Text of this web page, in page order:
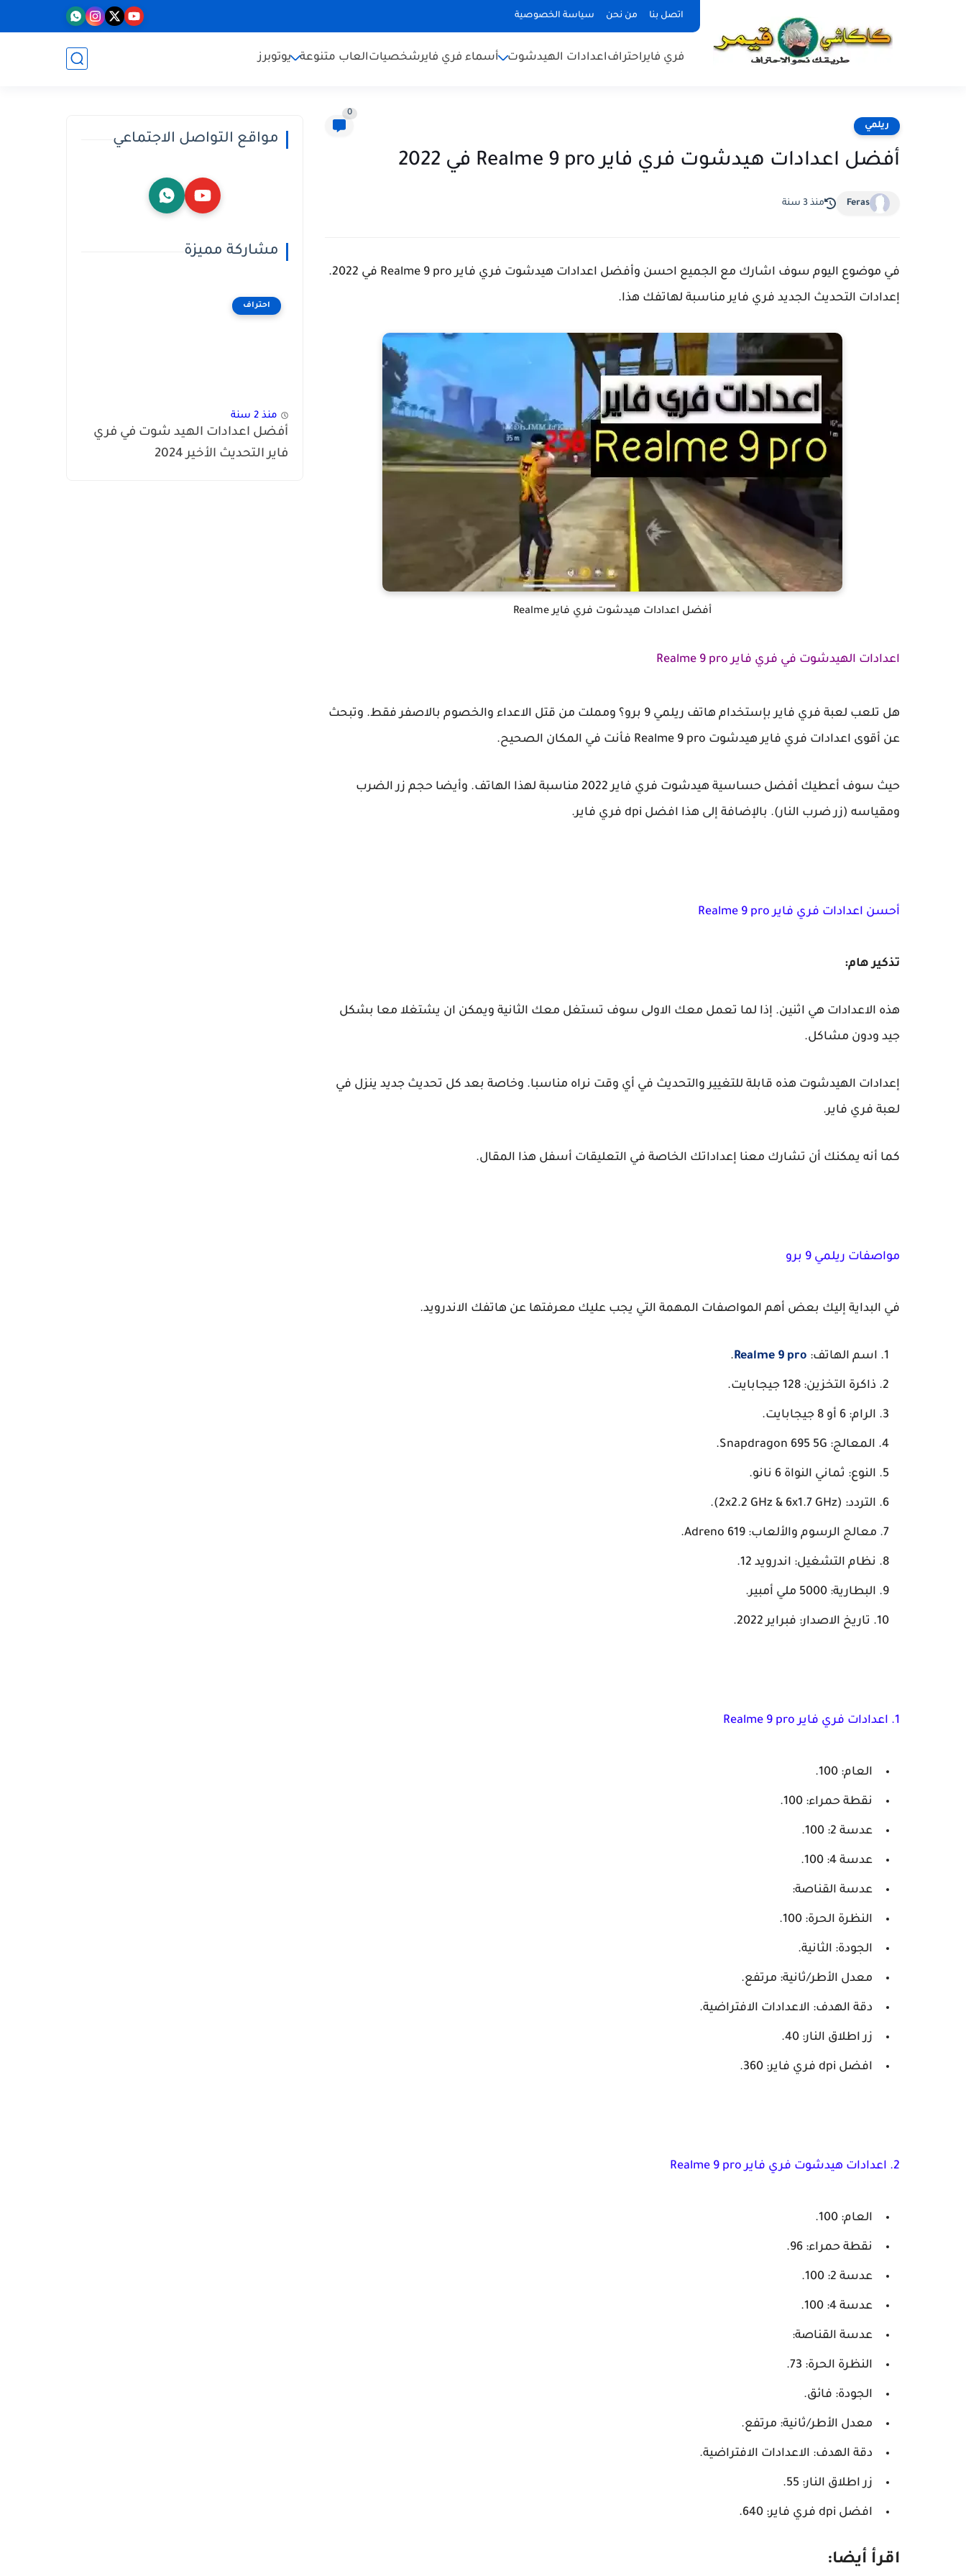
اتصل بنا من نحن سياسة الخصوصية
فري فايراحترافاعدادات الهيدشوت أسماء فري فايرشخصياتالعاب متنوعة يوتوبرز
ريلمي
0
أفضل اعدادات هيدشوت فري فاير Realme 9 pro في 2022
Feras منذ 3 سنة
في موضوع اليوم سوف اشارك مع الجميع احسن وأفضل اعدادات هيدشوت فري فاير Realme 9 pro في 2022.
إعدادات التحديث الجديد فري فاير مناسبة لهاتفك هذا.
أفضل اعدادات هيدشوت فري فاير Realme
اعدادات الهيدشوت في فري فاير Realme 9 pro
هل تلعب لعبة فري فاير بإستخدام هاتف ريلمي 9 برو؟ ومملت من قتل الاعداء والخصوم بالاصفر فقط. وتبحث
عن أقوى اعدادات فري فاير هيدشوت Realme 9 pro فأنت في المكان الصحيح.
حيث سوف أعطيك أفضل حساسية هيدشوت فري فاير 2022 مناسبة لهذا الهاتف. وأيضا حجم زر الضرب
ومقياسه (زر ضرب النار). بالإضافة إلى هذا افضل dpi فري فاير.
أحسن اعدادات فري فاير Realme 9 pro
تذكير هام:
هذه الاعدادات هي اثنين. إذا لما تعمل معك الاولى سوف تستغل معك الثانية ويمكن ان يشتغلا معا بشكل
جيد ودون مشاكل.
إعدادات الهيدشوت هذه قابلة للتغيير والتحديث في أي وقت نراه مناسبا. وخاصة بعد كل تحديث جديد ينزل في
لعبة فري فاير.
كما أنه يمكنك أن تشارك معنا إعداداتك الخاصة في التعليقات أسفل هذا المقال.
مواصفات ريلمي 9 برو
في البداية إليك بعض أهم المواصفات المهمة التي يجب عليك معرفتها عن هاتفك الاندرويد.
اسم الهاتف: Realme 9 pro
.
ذاكرة التخزين: 128 جيجابايت.
الرام: 6 أو 8 جيجابايت.
المعالج: Snapdragon 695 5G.
النوع: ثماني النواة 6 نانو.
التردد: (2x2.2 GHz & 6x1.7 GHz).
معالج الرسوم والألعاب: Adreno 619.
نظام التشغيل: اندرويد 12.
البطارية: 5000 ملي أمبير.
تاريخ الاصدار: فبراير 2022.
1. اعدادات فري فاير Realme 9 pro
العام: 100.
نقطة حمراء: 100.
عدسة 2: 100.
عدسة 4: 100.
عدسة القناصة:
النظرة الحرة: 100.
الجودة: الثانية.
معدل الأطر/ثانية: مرتفع.
دقة الهدف: الاعدادات الافتراضية.
زر اطلاق النار: 40.
افضل dpi فري فاير: 360.
2. اعدادات هيدشوت فري فاير Realme 9 pro
العام: 100.
نقطة حمراء: 96.
عدسة 2: 100.
عدسة 4: 100.
عدسة القناصة:
النظرة الحرة: 73.
الجودة: فائق.
معدل الأطر/ثانية: مرتفع.
دقة الهدف: الاعدادات الافتراضية.
زر اطلاق النار: 55.
افضل dpi فري فاير: 640.
اقرأ أيضا:
مواقع التواصل الاجتماعي
مشاركة مميزة
احتراف
منذ 2 سنة
أفضل اعدادات الهيد شوت في فري
فاير التحديث الأخير 2024